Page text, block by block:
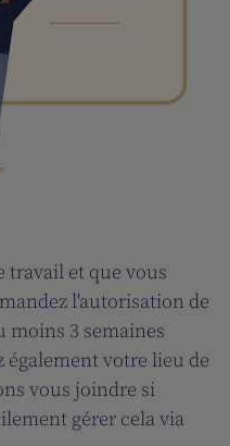
travail et que vous
l'autorisation de
moins 3 semaines
votre lieu de
vous joindre si
gérer cela via